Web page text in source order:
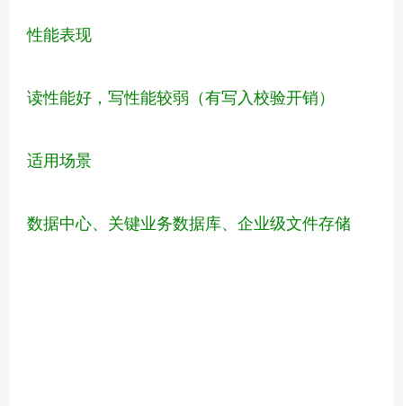
性能表现
读性能好，写性能较弱（有写入校验开销）
适用场景
数据中心、关键业务数据库、企业级文件存储